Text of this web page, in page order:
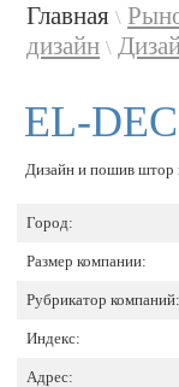
Главная \
дизайн \
EL-
Дизайн и пошив штор
Город:
Размер компании:
Рубрикатор компаний:
Индекс:
Адрес: